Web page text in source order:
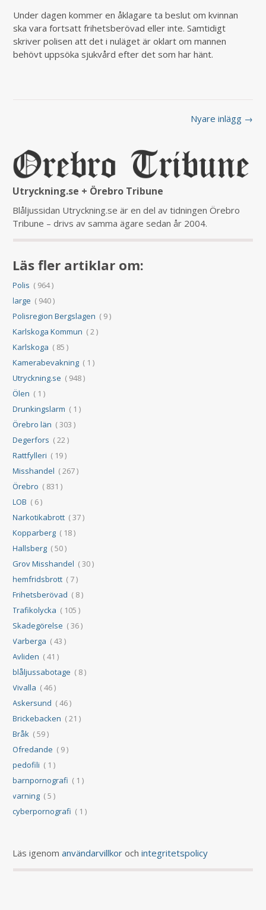
Under dagen kommer en åklagare ta beslut om kvinnan
ska vara fortsatt frihetsberövad eller inte. Samtidigt
skriver polisen att det i nuläget är oklart om mannen
behövt uppsöka sjukvård efter det som har hänt.
Nyare inlägg →
Utryckning.se + Örebro Tribune
Blåljussidan Utryckning.se är en del av tidningen Örebro
Tribune – drivs av samma ägare sedan år 2004.
Läs fler artiklar om:
Polis ( 964 )
large ( 940 )
Polisregion Bergslagen ( 9 )
Karlskoga Kommun ( 2 )
Karlskoga ( 85 )
Kamerabevakning ( 1 )
Utryckning.se ( 948 )
Ölen ( 1 )
Drunkingslarm ( 1 )
Örebro län ( 303 )
Degerfors ( 22 )
Rattfylleri ( 19 )
Misshandel ( 267 )
Örebro ( 831 )
LOB ( 6 )
Narkotikabrott ( 37 )
Kopparberg ( 18 )
Hallsberg ( 50 )
Grov Misshandel ( 30 )
hemfridsbrott ( 7 )
Frihetsberövad ( 8 )
Trafikolycka ( 105 )
Skadegörelse ( 36 )
Varberga ( 43 )
Avliden ( 41 )
blåljussabotage ( 8 )
Vivalla ( 46 )
Askersund ( 46 )
Brickebacken ( 21 )
Bråk ( 59 )
Ofredande ( 9 )
pedofili ( 1 )
barnpornografi ( 1 )
varning ( 5 )
cyberpornografi ( 1 )
Läs igenomanvändarvillkor ochintegritetspolicy